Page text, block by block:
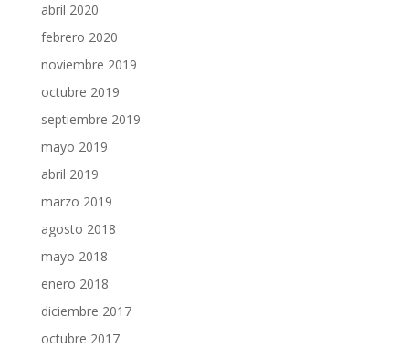
abril 2020
febrero 2020
noviembre 2019
octubre 2019
septiembre 2019
mayo 2019
abril 2019
marzo 2019
agosto 2018
mayo 2018
enero 2018
diciembre 2017
octubre 2017